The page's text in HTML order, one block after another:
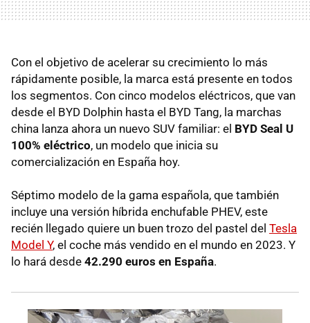
Con el objetivo de acelerar su crecimiento lo más
rápidamente posible, la marca está presente en todos
los segmentos. Con cinco modelos eléctricos, que van
desde el BYD Dolphin hasta el BYD Tang, la marchas
china lanza ahora un nuevo SUV familiar: el BYD Seal U
100% eléctrico, un modelo que inicia su
comercialización en España hoy.
Séptimo modelo de la gama española, que también
incluye una versión híbrida enchufable PHEV, este
recién llegado quiere un buen trozo del pastel del Tesla
Model Y, el coche más vendido en el mundo en 2023. Y
lo hará desde 42.290 euros en España.